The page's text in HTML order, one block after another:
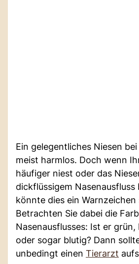
Ein gelegentliches Niesen
meist harmlos. Doch wenn
häufiger niest oder das
dickflüssigem
könnte dies ein Warnzeichen
Betrachten Sie dabei die
Nasenausflusses: Ist er grün,
oder sogar blutig? Dann
unbedingt einen Tierarzt